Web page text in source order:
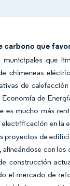
carbono que
municipales que
chimeneas
de
de
es mucho más
en la
proyectos de
con
construcción
el mercado de